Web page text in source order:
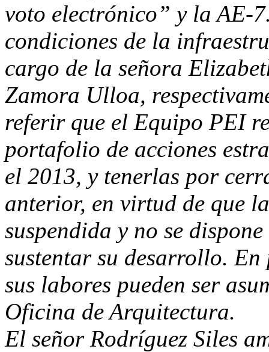
voto electrónico” y la AE-
condiciones de la
cargo de la señora
Zamora Ulloa,
referir que el Equipo PEI
portafolio de acciones
el 2013, y tenerlas por
anterior, en virtud de que
suspendida y no se
sustentar su desarrollo.
sus labores pueden ser
Oficina de Arquitectura.
El señor Rodríguez Siles